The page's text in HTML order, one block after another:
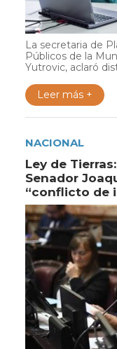
La secretaria de
Públicos de la
Yutrovic, aclaró
Leer más +
NACIONAL
Ley de
Senador
“conflicto de